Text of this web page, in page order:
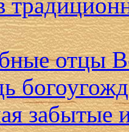
отцы
забытые